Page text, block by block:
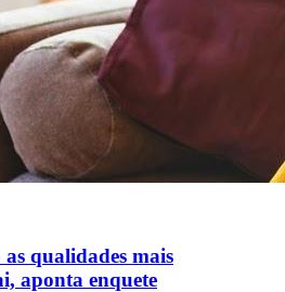
qualidades mais
aponta enquete